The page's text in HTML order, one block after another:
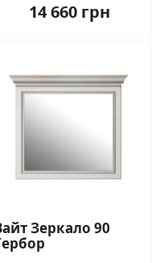
14 660 грн
Зеркало 90